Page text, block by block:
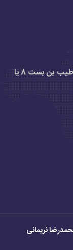
ادرس دفتر : اصفهان خیابان طیب کنارگذر طیب بن بست 8 یا
نریمانی